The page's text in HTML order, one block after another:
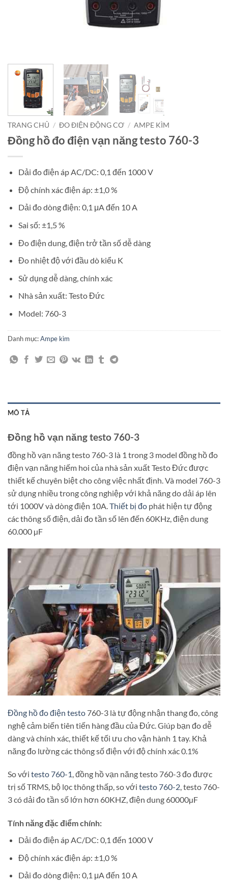
TRANG CHỦ / ĐO ĐIỆN ĐỘNG CƠ / AMPE KÌM
Đồng hồ đo điện vạn năng testo 760-3
Dải đo điện áp AC/DC: 0,1 đến 1000 V
Độ chính xác điện áp: ±1,0 %
Dải đo dòng điện: 0,1 μA đến 10 A
Sai số: ±1,5 %
Đo điện dung, điện trở tần số dễ dàng
Đo nhiệt độ với đầu dò kiểu K
Sử dụng dễ dàng, chính xác
Nhà sản xuất: Testo Đức
Model: 760-3
Danh mục:Ampe kìm
MÔ TẢ
Đồng hồ vạn năng testo 760-3
đồng hồ vạn năng testo 760-3 là 1 trong 3 model đồng hồ đo
điện vạn năng hiếm hoi của nhà sản xuất Testo Đức được
thiết kế chuyên biệt cho công việc nhất định. Và model 760-3
sử dụng nhiều trong công nghiệp với khả năng do dải áp lên
tới 1000V và dòng điện 10A.Thiết bị đo phát hiện tự động
các thông số điện, dải đo tần số lên đến 60KHz, điện dung
60.000 µF
Đồng hồ đo điện testo 760-3 là tự động nhận thang đo, công
nghệ cảm biến tiên tiến hàng đầu của Đức. Giúp bạn đo dễ
dàng và chính xác, thiết kế tối ưu cho vận hành 1 tay. Khả
năng đo lường các thông số điện với độ chính xác 0.1%
So với testo 760-1, đồng hồ vạn năng testo 760-3 đo được
trị số TRMS, bộ lọc thông thấp, so với testo 760-2, testo 760-
3 có dải đo tần số lớn hơn 60KHZ, điện dung 60000µF
Tính năng đặc điểm chính:
Dải đo điện áp AC/DC: 0,1 đến 1000 V
Độ chính xác điện áp: ±1,0 %
Dải đo dòng điện: 0,1 μA đến 10 A